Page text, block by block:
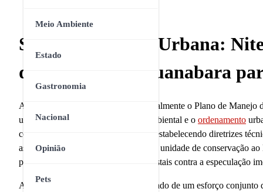
Meio Ambiente
Estado
Gastronomia
Nacional
Opinião
Pets
Sustentabilidade Urbana:
dos Morros da Guanabara
A Prefeitura de Niterói entregou oficialmente o Plano de
um marco histórico para a política ambiental e o ordenamento
constituição ecológica para a região, estabelecendo diretrizes
as atividades permitidas no interior da unidade de conservação
para blindar seus remanescentes florestais contra a especulação
A consolidação deste plano é o resultado de um esforço